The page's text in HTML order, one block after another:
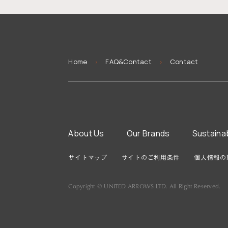
You
are
Home > FAQ&Contact > Contact
About Us Our Brands
サイトマップ サイトのご利用条件 個人情報
Copyright © UNITED ARROWS LTD. All Right Reserved.